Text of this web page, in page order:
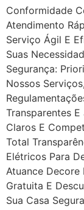
Conformidade
Atendimento
Serviço Ágil E
Suas
Segurança:
Nossos
Transparentes
Claros E
Total
Elétricos Para
Atuance Decore
Gratuita E
Sua Casa